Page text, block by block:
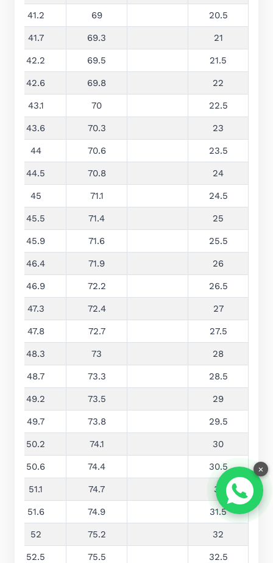
20.5
69
41.2
21
69.3
41.7
21.5
69.5
42.2
22
69.8
42.6
22.5
70
43.1
23
70.3
43.6
23.5
70.6
44
24
70.8
44.5
24.5
71.1
45
25
71.4
45.5
25.5
71.6
45.9
26
71.9
46.4
26.5
72.2
46.9
27
72.4
47.3
27.5
72.7
47.8
28
73
48.3
28.5
73.3
48.7
29
73.5
49.2
29.5
73.8
49.7
30
74.1
50.2
30.5
74.4
50.6
31
74.7
51.1
31.5
74.9
51.6
32
75.2
52
32.5
75.5
52.5
×